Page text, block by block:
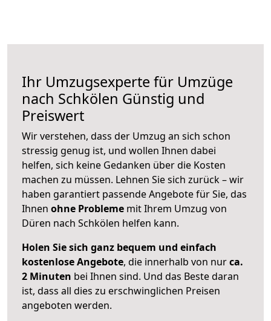
Ihr Umzugsexperte für Umzüge
nach Schkölen Günstig und
Preiswert
Wir verstehen, dass der Umzug an sich schon
stressig genug ist, und wollen Ihnen dabei
helfen, sich keine Gedanken über die Kosten
machen zu müssen. Lehnen Sie sich zurück – wir
haben garantiert passende Angebote für Sie, das
Ihnen ohne Probleme mit Ihrem Umzug von
Düren nach Schkölen helfen kann.
Holen Sie sich ganz bequem und einfach
kostenlose Angebote, die innerhalb von nurca.
2 Minuten bei Ihnen sind. Und das Beste daran
ist, dass all dies zu erschwinglichen Preisen
angeboten werden.